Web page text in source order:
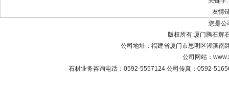
友
您是公
版权所有:厦门腾石辉
公司地址：福建省厦门市思明区湖滨
公司网站：
石材业务咨询电话：0592-5557124 公司传真：0592-